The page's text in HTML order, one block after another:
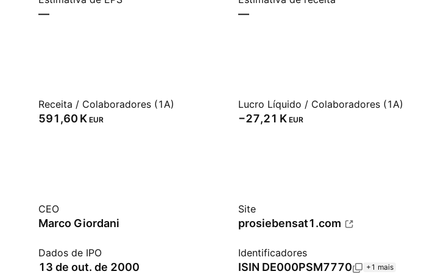
— —
Receita / Colaboradores (1A)
‪591,60 K‬ EUR
Lucro Líquido / Colaboradores (1A)
‪−27,21 K‬ EUR
CEO
Marco Giordani
Site
prosiebensat1.com
Dados de IPO
13 de out. de 2000
Identificadores
ISIN DE000PSM7770 +1 mais